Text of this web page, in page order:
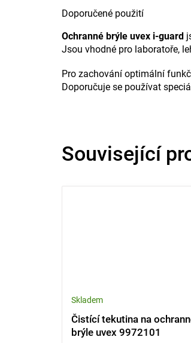
Související
Čistící tekutina na
brýle uvex 9972101
Skladem
Doporučené použití
Ochranné brýle uvex i-guard
Jsou vhodné pro laboratoře,
Pro zachování optimální
Doporučuje se používat